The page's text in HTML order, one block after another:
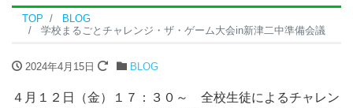
TOP
BLOG
学校まるごとチャレンジ・ザ・ゲーム大会in新津二中準備会議
2024年4月15日 BLOG
４月１２日（金）１７：３０～ 全校生徒によるチャレン